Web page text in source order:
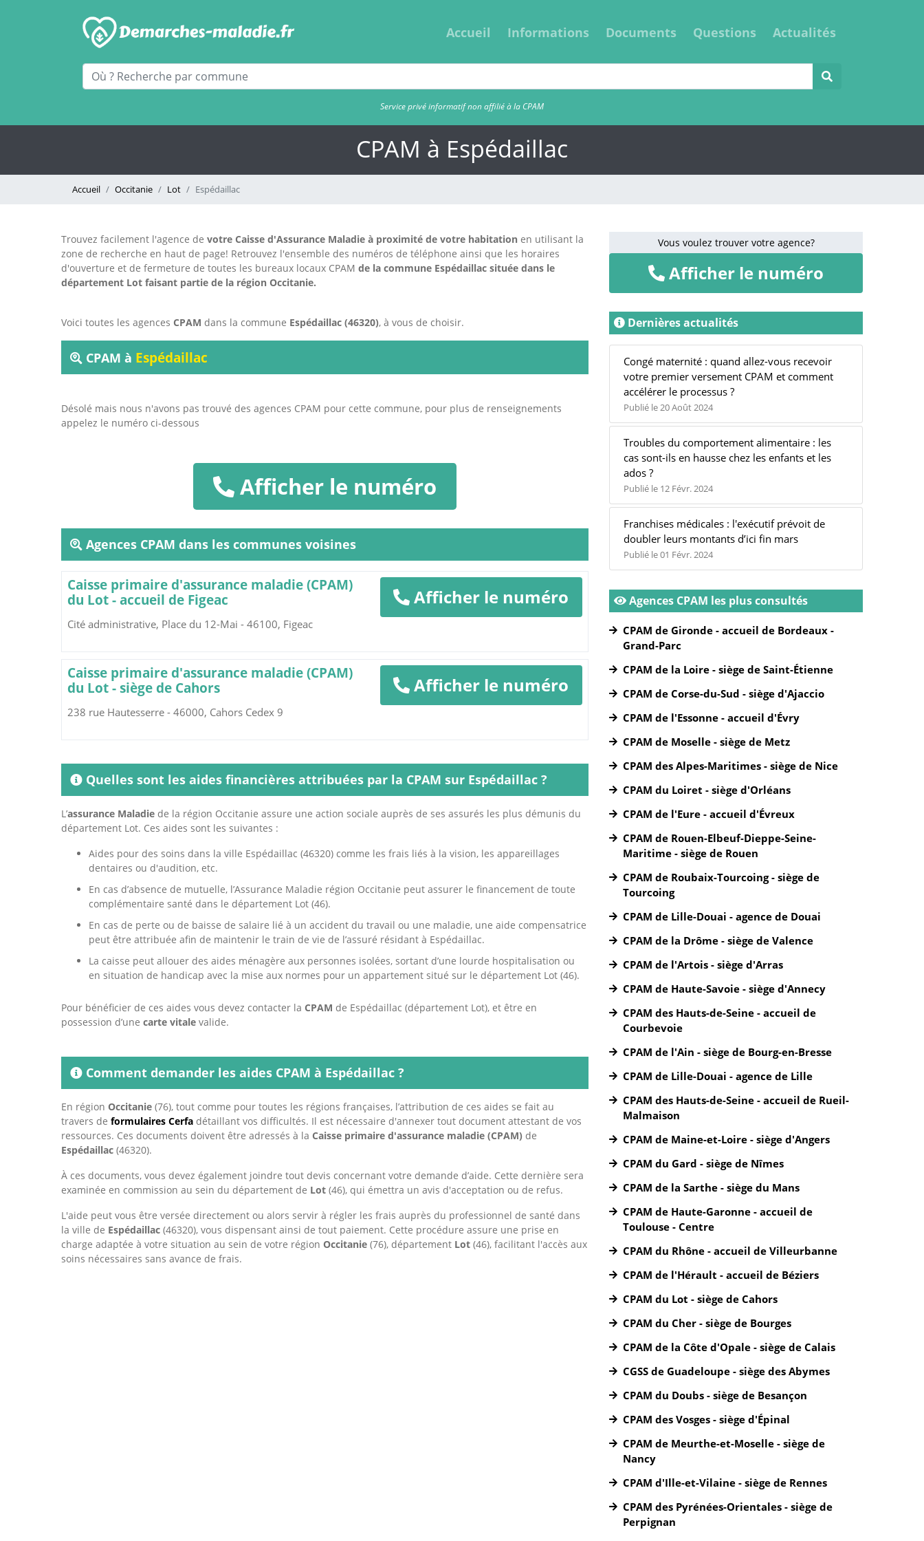
Accueil Informations Documents Questions Actualités
Service privé informatif non affilié à la CPAM
CPAM à Espédaillac
Accueil Occitanie Lot Espédaillac
Trouvez facilement l'agence de votre Caisse d'Assurance Maladie à proximité de votre habitation en utilisant la
zone de recherche en haut de page! Retrouvez l'ensemble des numéros de téléphone ainsi que les horaires
d'ouverture et de fermeture de toutes les bureaux locaux CPAM de la commune Espédaillac située dans le
département Lot faisant partie de la région Occitanie.
Voici toutes les agences CPAM dans la commune Espédaillac (46320), à vous de choisir.
CPAM à Espédaillac
Désolé mais nous n'avons pas trouvé des agences CPAM pour cette commune, pour plus de renseignements
appelez le numéro ci-dessous
Afficher le numéro
Agences CPAM dans les communes voisines
Caisse primaire d'assurance maladie (CPAM)
du Lot - accueil de Figeac
Cité administrative, Place du 12-Mai - 46100, Figeac
Afficher le numéro
Caisse primaire d'assurance maladie (CPAM)
du Lot - siège de Cahors
238 rue Hautesserre - 46000, Cahors Cedex 9
Afficher le numéro
Quelles sont les aides financières attribuées par la CPAM sur Espédaillac ?
L’assurance Maladie de la région Occitanie assure une action sociale auprès de ses assurés les plus démunis du
département Lot. Ces aides sont les suivantes :
Aides pour des soins dans la ville Espédaillac (46320) comme les frais liés à la vision, les appareillages
dentaires ou d'audition, etc.
En cas d’absence de mutuelle, l’Assurance Maladie région Occitanie peut assurer le financement de toute
complémentaire santé dans le département Lot (46).
En cas de perte ou de baisse de salaire lié à un accident du travail ou une maladie, une aide compensatrice
peut être attribuée afin de maintenir le train de vie de l’assuré résidant à Espédaillac.
La caisse peut allouer des aides ménagère aux personnes isolées, sortant d’une lourde hospitalisation ou
en situation de handicap avec la mise aux normes pour un appartement situé sur le département Lot (46).
Pour bénéficier de ces aides vous devez contacter la CPAM de Espédaillac (département Lot), et être en
possession d’une carte vitale valide.
Comment demander les aides CPAM à Espédaillac ?
En région Occitanie (76), tout comme pour toutes les régions françaises, l’attribution de ces aides se fait au
travers de formulaires Cerfa détaillant vos difficultés. Il est nécessaire d'annexer tout document attestant de vos
ressources. Ces documents doivent être adressés à la Caisse primaire d'assurance maladie (CPAM) de
Espédaillac (46320).
À ces documents, vous devez également joindre tout devis concernant votre demande d’aide. Cette dernière sera
examinée en commission au sein du département de Lot (46), qui émettra un avis d'acceptation ou de refus.
L'aide peut vous être versée directement ou alors servir à régler les frais auprès du professionnel de santé dans
la ville de Espédaillac (46320), vous dispensant ainsi de tout paiement. Cette procédure assure une prise en
charge adaptée à votre situation au sein de votre région Occitanie (76), département Lot (46), facilitant l'accès aux
soins nécessaires sans avance de frais.
Vous voulez trouver votre agence?
Afficher le numéro
Dernières actualités
Congé maternité : quand allez-vous recevoir
votre premier versement CPAM et comment
accélérer le processus ?
Publié le 20 Août 2024
Troubles du comportement alimentaire : les
cas sont-ils en hausse chez les enfants et les
ados ?
Publié le 12 Févr. 2024
Franchises médicales : l'exécutif prévoit de
doubler leurs montants d’ici fin mars
Publié le 01 Févr. 2024
Agences CPAM les plus consultés
CPAM de Gironde - accueil de Bordeaux -
Grand-Parc
CPAM de la Loire - siège de Saint-Étienne
CPAM de Corse-du-Sud - siège d'Ajaccio
CPAM de l'Essonne - accueil d'Évry
CPAM de Moselle - siège de Metz
CPAM des Alpes-Maritimes - siège de Nice
CPAM du Loiret - siège d'Orléans
CPAM de l'Eure - accueil d'Évreux
CPAM de Rouen-Elbeuf-Dieppe-Seine-
Maritime - siège de Rouen
CPAM de Roubaix-Tourcoing - siège de
Tourcoing
CPAM de Lille-Douai - agence de Douai
CPAM de la Drôme - siège de Valence
CPAM de l'Artois - siège d'Arras
CPAM de Haute-Savoie - siège d'Annecy
CPAM des Hauts-de-Seine - accueil de
Courbevoie
CPAM de l'Ain - siège de Bourg-en-Bresse
CPAM de Lille-Douai - agence de Lille
CPAM des Hauts-de-Seine - accueil de Rueil-
Malmaison
CPAM de Maine-et-Loire - siège d'Angers
CPAM du Gard - siège de Nîmes
CPAM de la Sarthe - siège du Mans
CPAM de Haute-Garonne - accueil de
Toulouse - Centre
CPAM du Rhône - accueil de Villeurbanne
CPAM de l'Hérault - accueil de Béziers
CPAM du Lot - siège de Cahors
CPAM du Cher - siège de Bourges
CPAM de la Côte d'Opale - siège de Calais
CGSS de Guadeloupe - siège des Abymes
CPAM du Doubs - siège de Besançon
CPAM des Vosges - siège d'Épinal
CPAM de Meurthe-et-Moselle - siège de
Nancy
CPAM d'Ille-et-Vilaine - siège de Rennes
CPAM des Pyrénées-Orientales - siège de
Perpignan